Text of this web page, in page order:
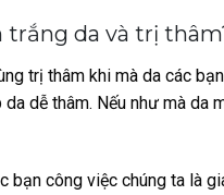
trắng da và trị
trị thâm khi mà da các
dễ thâm. Nếu như mà da
bạn công việc chúng ta là